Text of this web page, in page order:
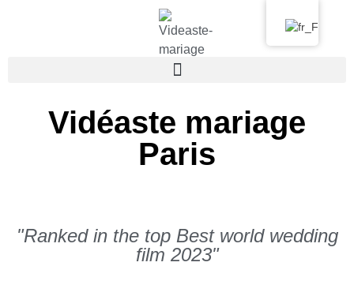
Vidéaste mariage
Paris
"Ranked in the top Best world wedding
film 2023"